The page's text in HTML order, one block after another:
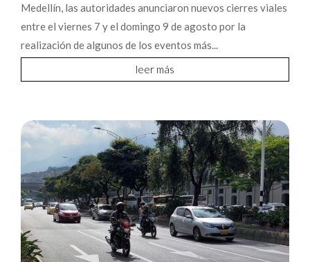
Medellín, las autoridades anunciaron nuevos cierres viales
entre el viernes 7 y el domingo 9 de agosto por la
realización de algunos de los eventos más...
leer más